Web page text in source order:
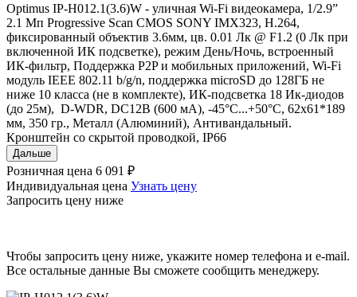
Optimus IP-H012.1(3.6)W - уличная Wi-Fi видеокамера, 1/2.9”
2.1 Мп Progressive Scan CMOS SONY IMX323, Н.264,
фиксированный объектив 3.6мм, цв. 0.01 Лк @ F1.2 (0 Лк при
включенной ИК подсветке), режим День/Ночь, встроенный
ИК-фильтр, Поддержка P2P и мобильных приложений, Wi-Fi
модуль IEEE 802.11 b/g/n, поддержка microSD до 128ГБ не
ниже 10 класса (не в комплекте), ИК-подсветка 18 Ик-диодов
(до 25м), D-WDR, DC12В (600 мА), -45°С...+50°С, 62х61*189
мм, 350 гр., Металл (Алюминий), Антивандальный.
Кронштейн со скрытой проводкой, IP66
Дальше
Розничная цена 6 091 ₽
Индивидуальная цена Узнать цену
Запросить цену ниже
Чтобы запросить цену ниже, укажите номер телефона и e-mail.
Все остальные данные Вы сможете сообщить менеджеру.